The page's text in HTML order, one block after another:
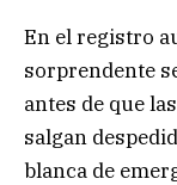
En el registro
sorprendente
antes de que
salgan
blanca de